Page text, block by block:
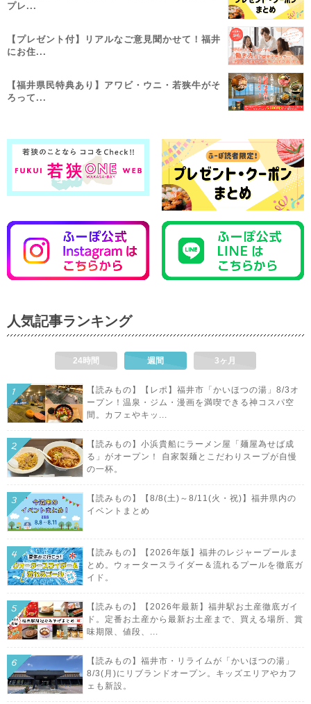
プレ...
【プレゼント付】リアルなご意見聞かせて！福井
にお住...
【福井県民特典あり】アワビ・ウニ・若狭牛がそ
ろって...
人気記事ランキング
24時間 週間 3ヶ月
【読みもの】【レポ】福井市「かいほつの湯」8/3オ
ープン！温泉・ジム・漫画を満喫できる神コスパ空
間。カフェやキッ...
【読みもの】小浜貴船にラーメン屋「麺屋為せば成
る」がオープン！ 自家製麺とこだわりスープが自慢
の一杯。
【読みもの】【8/8(土)～8/11(火・祝)】福井県内の
イベントまとめ
【読みもの】【2026年版】福井のレジャープールま
とめ。ウォータースライダー＆流れるプールを徹底ガ
イド。
【読みもの】【2026年最新】福井駅お土産徹底ガイ
ド。定番お土産から最新お土産まで、買える場所、賞
味期限、値段、...
【読みもの】福井市・リライムが「かいほつの湯」
8/3(月)にリブランドオープン。キッズエリアやカフ
ェも新設。